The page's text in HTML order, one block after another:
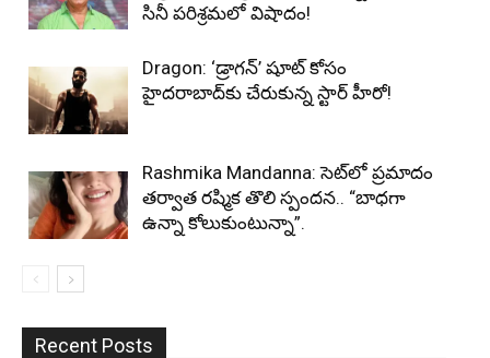
సినీ పరిశ్రమలో విషాదం!
Dragon: ‘డ్రాగన్’ షూట్ కోసం
హైదరాబాద్‌కు చేరుకున్న స్టార్ హీరో!
Rashmika Mandanna: సెట్‌లో ప్రమాదం
తర్వాత రష్మిక తొలి స్పందన.. “బాధగా
ఉన్నా కోలుకుంటున్నా”.
Recent Posts